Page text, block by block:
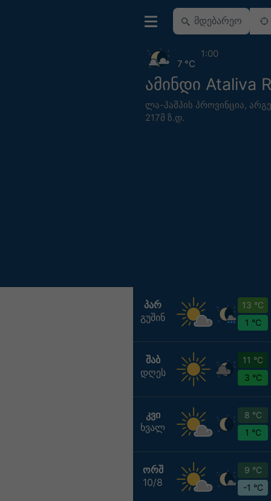
ამინდი Ataliva
ლა-პამპის პროვინცია,
217მ ზ.დ.
7 °C
1:00
ᲞᲐᲠ
გუშინ
13 °C
1 °C
ᲨᲐᲑ
დღეს
11 °C
3 °C
ᲙᲕᲘ
ხვალ
8 °C
1 °C
ᲝᲠᲨ
10/8
9 °C
-1 °C